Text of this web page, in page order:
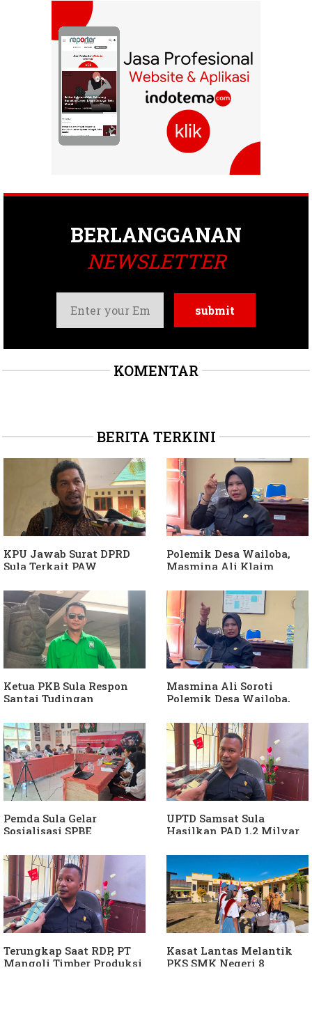
BERLANGGANAN
NEWSLETTER
KOMENTAR
BERITA TERKINI
KPU Jawab Surat DPRD
Sula Terkait PAW
Hanura
Polemik Desa Wailoba,
Masmina Ali Klaim
Keterlibatan Ketua PKB
Sula
Ketua PKB Sula Respon
Santai Tudingan
Dia Kangen Saya
Masmina Ali Soroti
Polemik Desa Wailoba,
Keterlibatan Ketua PKB
Sula
Pemda Sula Gelar
Sosialisasi SPBE
UPTD Samsat Sula
Hasilkan PAD 1,2 Milyar
Terungkap Saat RDP, PT
Mangoli Timber Produksi
Kasat Lantas Melantik
PKS SMK Negeri 8